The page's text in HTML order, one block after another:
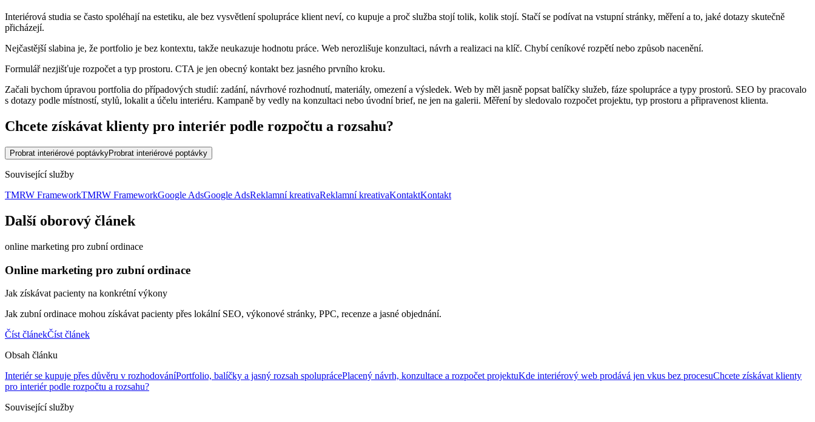
Interiérová studia se často spoléhají na estetiku, ale bez vysvětlení spolupráce klient neví, co kupuje a proč služba stojí tolik, kolik stojí. Stačí se podívat na vstupní stránky, měření a to, jaké dotazy skutečně
přicházejí.
Nejčastější slabina je, že portfolio je bez kontextu, takže neukazuje hodnotu práce. Web nerozlišuje konzultaci, návrh a realizaci na klíč. Chybí ceníkové rozpětí nebo způsob nacenění.
Formulář nezjišťuje rozpočet a typ prostoru. CTA je jen obecný kontakt bez jasného prvního kroku.
Začali bychom úpravou portfolia do případových studií: zadání, návrhové rozhodnutí, materiály, omezení a výsledek. Web by měl jasně popsat balíčky služeb, fáze spolupráce a typy prostorů. SEO by pracovalo
s dotazy podle místností, stylů, lokalit a účelu interiéru. Kampaně by vedly na konzultaci nebo úvodní brief, ne jen na galerii. Měření by sledovalo rozpočet projektu, typ prostoru a připravenost klienta.
Chcete získávat klienty pro interiér podle rozpočtu a rozsahu?
Probrat interiérové poptávkyProbrat interiérové poptávky
Související služby
TMRW FrameworkTMRW FrameworkGoogle AdsGoogle AdsReklamní kreativaReklamní kreativaKontaktKontakt
Další oborový článek
online marketing pro zubní ordinace
Online marketing pro zubní ordinace
Jak získávat pacienty na konkrétní výkony
Jak zubní ordinace mohou získávat pacienty přes lokální SEO, výkonové stránky, PPC, recenze a jasné objednání.
Číst článekČíst článek
Obsah článku
Interiér se kupuje přes důvěru v rozhodováníPortfolio, balíčky a jasný rozsah spoluprácePlacený návrh, konzultace a rozpočet projektuKde interiérový web prodává jen vkus bez procesuChcete získávat klienty
pro interiér podle rozpočtu a rozsahu?
Související služby